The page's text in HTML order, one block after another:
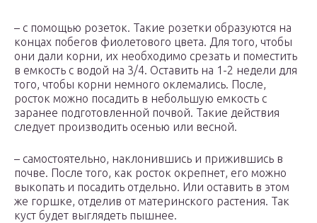
– с помощью розеток. Такие розетки образуются на
концах побегов фиолетового цвета. Для того, чтобы
они дали корни, их необходимо срезать и поместить
в емкость с водой на 3/4. Оставить на 1-2 недели для
того, чтобы корни немного оклемались. После,
росток можно посадить в небольшую емкость с
заранее подготовленной почвой. Такие действия
следует производить осенью или весной.
– самостоятельно, наклонившись и прижившись в
почве. После того, как росток окрепнет, его можно
выкопать и посадить отдельно. Или оставить в этом
же горшке, отделив от материнского растения. Так
куст будет выглядеть пышнее.